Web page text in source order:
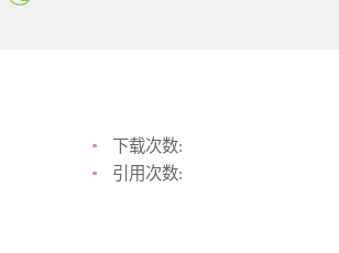
下载次数:
引用次数: